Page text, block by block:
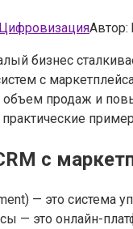
ЦифровизацияАвтор:
бизнес
с
продаж и
с
— это система
— это онлайн-